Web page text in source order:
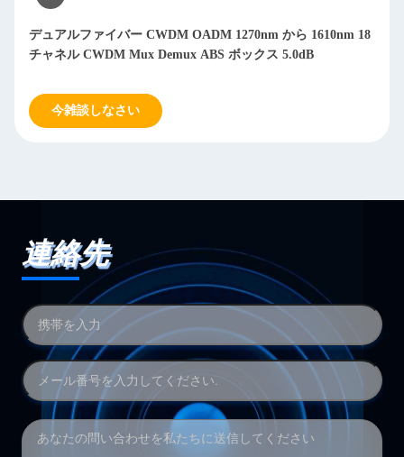
デュアルファイバー CWDM OADM 1270nm から 1610nm 18
チャネル CWDM Mux Demux ABS ボックス 5.0dB
今雑談しなさい
連絡先